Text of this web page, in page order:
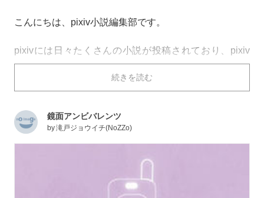
こんにちは、pixiv小説編集部です。
pixivには日々たくさんの小説が投稿されており、pixiv
小説編集部ではまだあまり読まれていない良作をスポッ
トライトを当てる活動を行っています。
が……
「殺伐百合」！
友愛が描かれますが、殺伐百合で主題となるのは「憎
悪」や「殺意」といった激しくドロドロとした感情。そ
の巨大な感情が渦巻く中に、一筋の「愛」が見えるよう
続きを読む
鏡面アンビバレンツ
by滝戸ジョウイチ(NoZZo)